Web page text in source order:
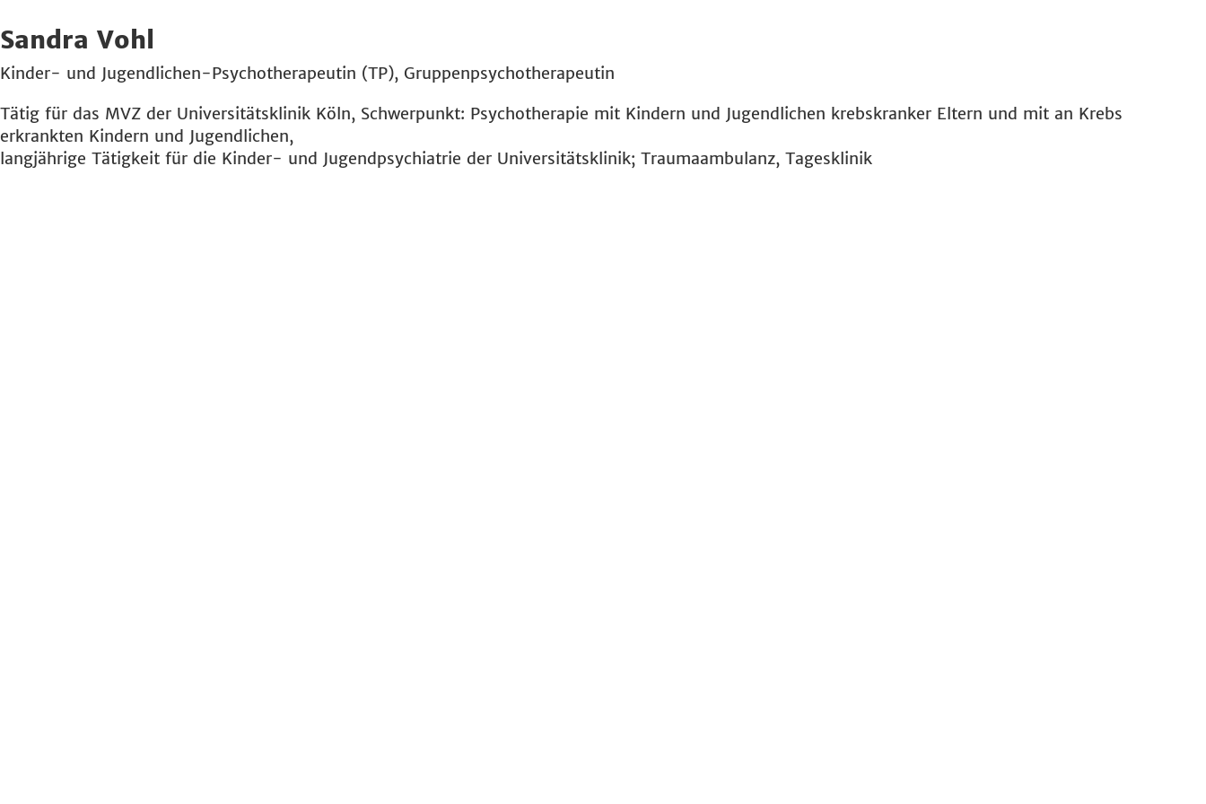
Sandra Vohl
Kinder- und Jugendlichen-Psychotherapeutin (TP), Gruppenpsychotherapeutin
Tätig für das MVZ der Universitätsklinik Köln, Schwerpunkt: Psychotherapie mit Kindern und Jugendlichen krebskranker Eltern und mit an Krebs
erkrankten Kindern und Jugendlichen,
langjährige Tätigkeit für die Kinder- und Jugendpsychiatrie der Universitätsklinik; Traumaambulanz, Tagesklinik